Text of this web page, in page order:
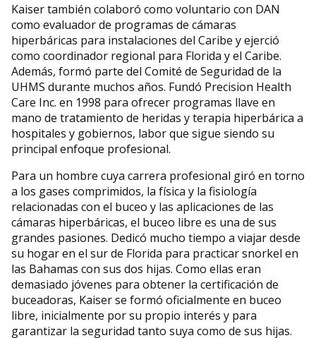
Kaiser también colaboró como voluntario con DAN
como evaluador de programas de cámaras
hiperbáricas para instalaciones del Caribe y ejerció
como coordinador regional para Florida y el Caribe.
Además, formó parte del Comité de Seguridad de la
UHMS durante muchos años. Fundó Precision Health
Care Inc. en 1998 para ofrecer programas llave en
mano de tratamiento de heridas y terapia hiperbárica a
hospitales y gobiernos, labor que sigue siendo su
principal enfoque profesional.
Para un hombre cuya carrera profesional giró en torno
a los gases comprimidos, la física y la fisiología
relacionadas con el buceo y las aplicaciones de las
cámaras hiperbáricas, el buceo libre es una de sus
grandes pasiones. Dedicó mucho tiempo a viajar desde
su hogar en el sur de Florida para practicar snorkel en
las Bahamas con sus dos hijas. Como ellas eran
demasiado jóvenes para obtener la certificación de
buceadoras, Kaiser se formó oficialmente en buceo
libre, inicialmente por su propio interés y para
garantizar la seguridad tanto suya como de sus hijas.